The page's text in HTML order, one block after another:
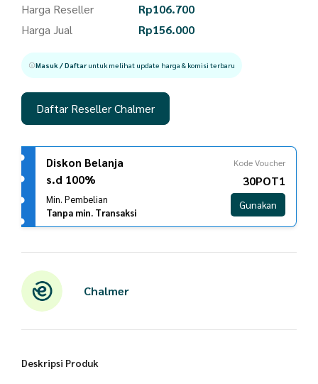
Harga Reseller Rp106.700
Harga Jual
Rp156.000
Masuk / Daftaruntuk melihat update harga & komisi terbaru
Daftar Reseller Chalmer
Diskon Belanja
s.d 100%
Min. Pembelian
Tanpa min. Transaksi
Kode Voucher
30POT1
Gunakan
Chalmer
Deskripsi Produk